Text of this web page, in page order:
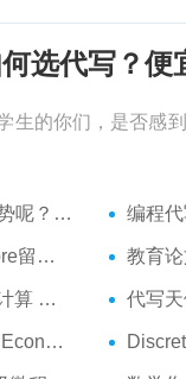
生的你们，是否感
宜吗？ 编程
服务 教育论
代做 代写天体
代考 Discrete &